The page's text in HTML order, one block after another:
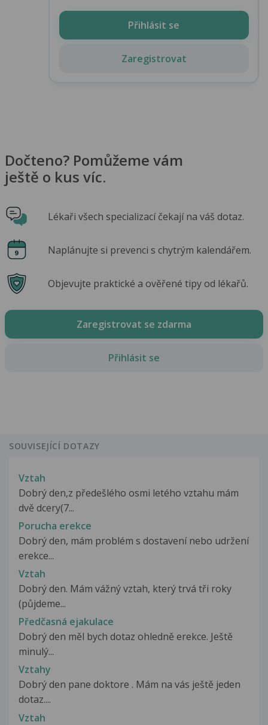
Přihlásit se
Zaregistrovat
Dočteno? Pomůžeme vám
ještě o kus víc.
Lékaři všech specializací čekají na váš dotaz.
Naplánujte si prevenci s chytrým kalendářem.
Objevujte praktické a ověřené tipy od lékařů.
Zaregistrovat se zdarma
Přihlásit se
SOUVISEJÍCÍ DOTAZY
Vztah
Dobrý den,z předešlého osmi letého vztahu mám
dvě dcery(7...
Porucha erekce
Dobrý den, mám problém s dostavení nebo udržení
erekce...
Vztah
Dobrý den. Mám vážný vztah, který trvá tři roky
(půjdeme...
Předčasná ejakulace
Dobrý den měl bych dotaz ohledně erekce. Ještě
minulý...
Vztahy
Dobrý den pane doktore . Mám na vás ještě jeden
dotaz....
Vztah